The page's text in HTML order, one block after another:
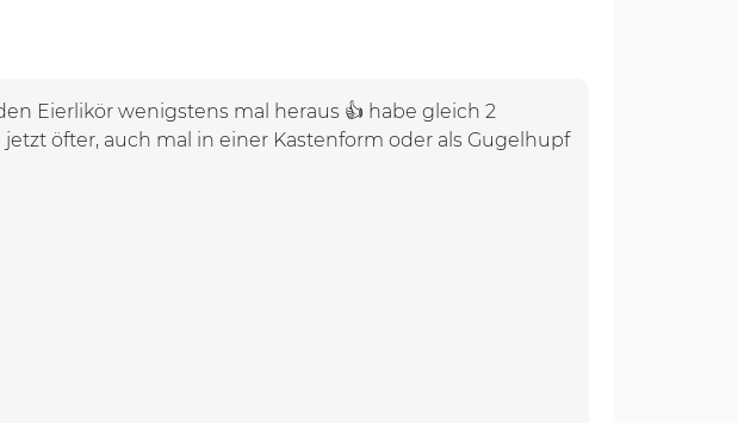
Eierlikör wenigstens mal heraus 👍 habe gleich 2
öfter, auch mal in einer Kastenform oder als Gugelhupf